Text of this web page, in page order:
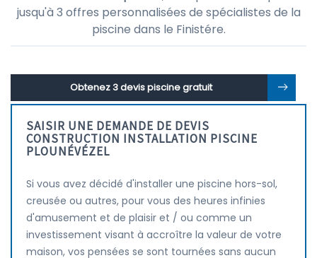
jusqu'à 3 offres personnalisées de spécialistes de la
piscine dans le Finistére.
Obtenez 3 devis piscine gratuit
SAISIR UNE DEMANDE DE DEVIS
CONSTRUCTION INSTALLATION PISCINE
PLOUNÉVÉZEL
Si vous avez décidé d'installer une piscine hors-sol,
creusée ou autres, pour vous des heures infinies
d'amusement et de plaisir et / ou comme un
investissement visant à accroître la valeur de votre
maison, vos pensées se sont tournées sans aucun